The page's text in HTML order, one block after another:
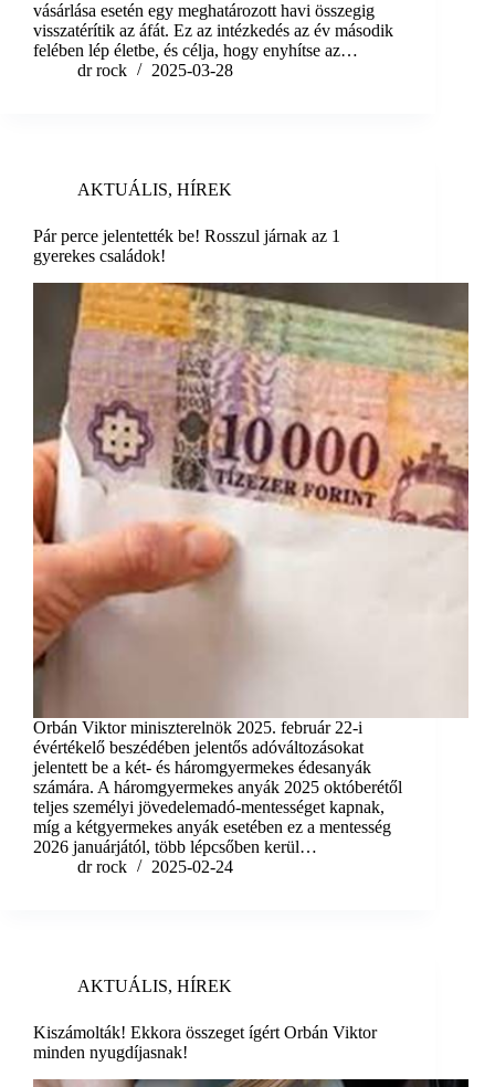
vásárlása esetén egy meghatározott havi összegig
visszatérítik az áfát. Ez az intézkedés az év második
felében lép életbe, és célja, hogy enyhítse az…
dr rock
2025-03-28
AKTUÁLIS, HÍREK
Pár perce jelentették be! Rosszul járnak az 1
gyerekes családok!
Orbán Viktor miniszterelnök 2025. február 22-i
évértékelő beszédében jelentős adóváltozásokat
jelentett be a két- és háromgyermekes édesanyák
számára. A háromgyermekes anyák 2025 októberétől
teljes személyi jövedelemadó-mentességet kapnak,
míg a kétgyermekes anyák esetében ez a mentesség
2026 januárjától, több lépcsőben kerül…
dr rock
2025-02-24
AKTUÁLIS, HÍREK
Kiszámolták! Ekkora összeget ígért Orbán Viktor
minden nyugdíjasnak!